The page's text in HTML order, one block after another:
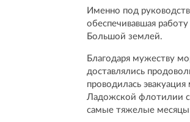
Именно под
обеспечивавшая
Большой землей.
Благодаря мужеству
доставлялись
проводилась
Ладожской флотилии
самые тяжелые